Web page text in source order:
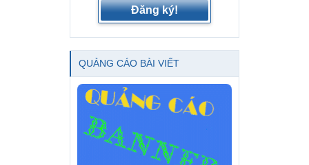
Đăng ký!
QUẢNG CÁO BÀI VIẾT